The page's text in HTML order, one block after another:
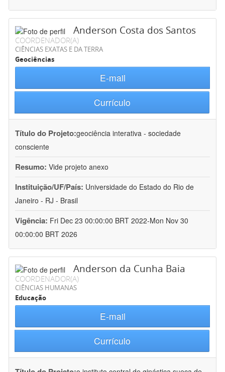
Anderson Costa dos Santos
COORDENADOR(A)
CIÊNCIAS EXATAS E DA TERRA
Geociências
E-mail
Currículo
Título do Projeto:geociência interativa - sociedade
consciente
Resumo: Vide projeto anexo
Instituição/UF/País: Universidade do Estado do Rio de
Janeiro - RJ - Brasil
Vigência: Fri Dec 23 00:00:00 BRT 2022-Mon Nov 30
00:00:00 BRT 2026
Anderson da Cunha Baia
COORDENADOR(A)
CIÊNCIAS HUMANAS
Educação
E-mail
Currículo